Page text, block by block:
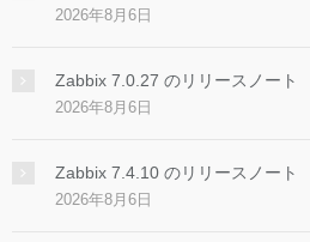
2026年8月6日
Zabbix 7.0.27 のリリースノート
2026年8月6日
Zabbix 7.4.10 のリリースノート
2026年8月6日